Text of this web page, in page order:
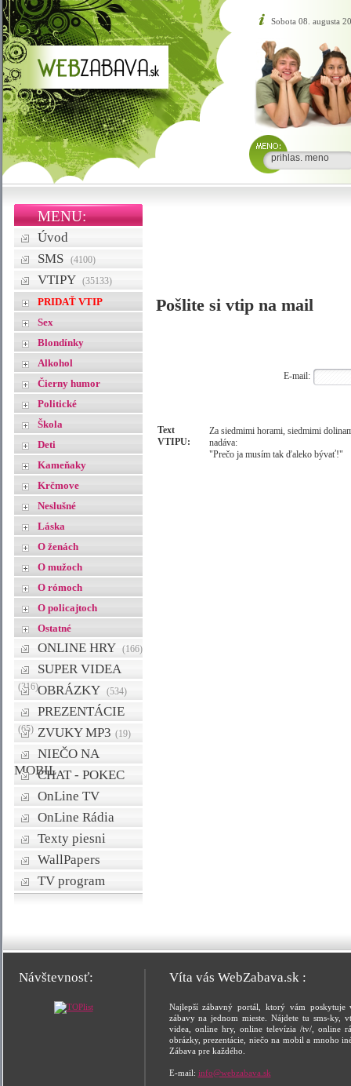
Sobota 08. augusta
MENU:
Úvod
SMS
(4100)
VTIPY (35133)
PRIDAŤ VTIP
Sex
Blondínky
Alkohol
Čierny humor
Politické
Škola
Deti
Kameňaky
Krčmove
Neslušné
Láska
O ženách
O mužoch
O rómoch
O policajtoch
Ostatné
ONLINE HRY (166)
SUPER VIDEA
(316)OBRÁZKY (534)
PREZENTÁCIE
(65) ZVUKY MP3 (19)
NIEČO NA
MOBILCHAT - POKEC
OnLine TV
OnLine Rádia
Texty piesni
WallPapers
TV program
Pošlite si vtip na mail
E-mail:
Text
VTIPU:
Za siedmimi horami, siedmimi
nadáva:
"Prečo ja musím tak ďaleko bývať!"
Návštevnosť: Víta vás WebZabava.sk :
Najlepší zábavný portál, ktorý vám poskytuje
zábavy na jednom mieste. Nájdete tu sms-ky,
videa, online hry, online televízia /tv/, online
obrázky, prezentácie, niečo na mobil a mnoho
Zábava pre každého.
E-mail: info@webzabava.sk